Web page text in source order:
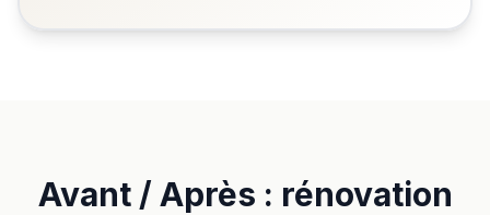
Avant / Après : rénovation